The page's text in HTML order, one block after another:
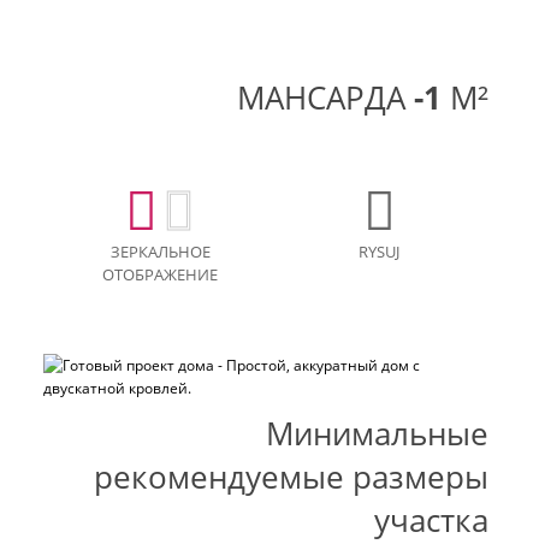
МАНСАРДА-1 M²
ЗЕРКАЛЬНОЕ
ОТОБРАЖЕНИЕ
RYSUJ
Минимальные
рекомендуемые размеры
участка